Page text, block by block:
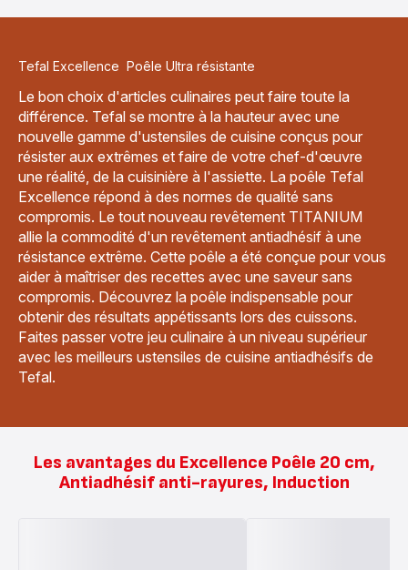
Tefal Excellence Poêle Ultra résistante
Le bon choix d'articles culinaires peut faire toute la
différence. Tefal se montre à la hauteur avec une
nouvelle gamme d'ustensiles de cuisine conçus pour
résister aux extrêmes et faire de votre chef-d'œuvre
une réalité, de la cuisinière à l'assiette. La poêle Tefal
Excellence répond à des normes de qualité sans
compromis. Le tout nouveau revêtement TITANIUM
allie la commodité d'un revêtement antiadhésif à une
résistance extrême. Cette poêle a été conçue pour vous
aider à maîtriser des recettes avec une saveur sans
compromis. Découvrez la poêle indispensable pour
obtenir des résultats appétissants lors des cuissons.
Faites passer votre jeu culinaire à un niveau supérieur
avec les meilleurs ustensiles de cuisine antiadhésifs de
Tefal.
Les avantages du Excellence Poêle 20 cm,
Antiadhésif anti-rayures, Induction